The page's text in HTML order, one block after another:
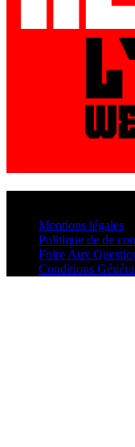
Mentions légales
Politique de de
Foire Aux
Conditions